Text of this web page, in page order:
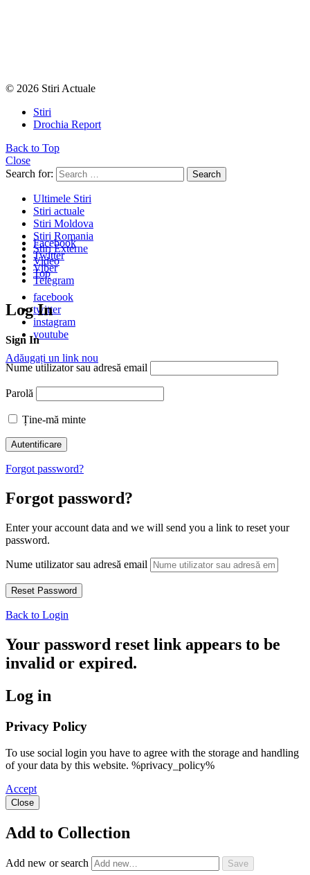
© 2026 Stiri Actuale
Stiri
Drochia Report
Back to Top
Close
Search for:
Search
Ultimele Stiri
Stiri actuale
Stiri Moldova
Stiri Romania
Stiri Externe
Video
Top
facebook
twitter
instagram
youtube
Adăugați un link nou
Facebook
Twitter
Viber
Telegram
Log In
Sign In
Nume utilizator sau adresă email
Parolă
Ține-mă minte
Forgot password?
Forgot password?
Enter your account data and we will send you a link to reset your
password.
Nume utilizator sau adresă email
Back to Login
Your password reset link appears to be
invalid or expired.
Log in
Privacy Policy
To use social login you have to agree with the storage and handling
of your data by this website. %privacy_policy%
Accept
Close
Add to Collection
Add new or search